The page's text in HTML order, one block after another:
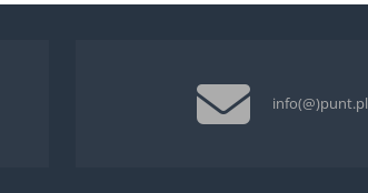
info(@)punt.pl